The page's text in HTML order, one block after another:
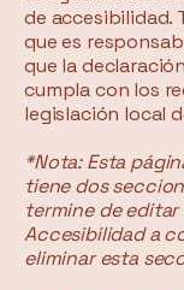
de accesibilidad.
que es
que la
cumpla con los
legislación local
*Nota: Esta
tiene dos
termine de
Accesibilidad a
eliminar esta